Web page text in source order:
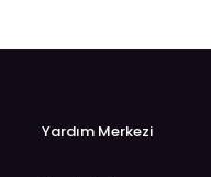
Yardım Merkezi